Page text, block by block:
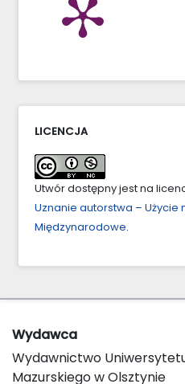
LICENCJA
Utwór dostępny jest na
Uznanie autorstwa – Użycie
Międzynarodowe.
Wydawca
Wydawnictwo
Mazurskiego w Olsztynie